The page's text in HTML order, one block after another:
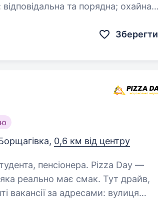
Зберегти
0,6 км від центру
Pizza Day —
реально має смак. Тут драйв,
за адресами: вулиця